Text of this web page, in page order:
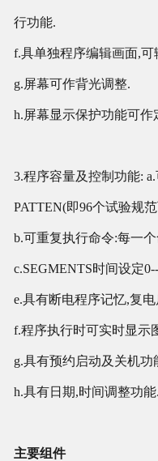
行功能.
f.具单独程序编辑画面,
g.屏幕可作背光调整.
h.屏幕显示保护功能可
3.程序容量及控制功能:
PATTEN(即96个试验规
b.可重复执行命令:每一
c.SEGMENTS时间设定
e.具有断电程序记忆,复
f.程序执行时可实时显示
g.具有预约启动及关机功
h.具有日期,时间调整功能.
主要组件